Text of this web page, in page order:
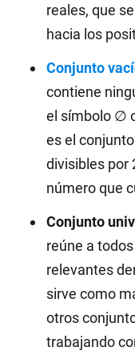
reales, que
hacia los
Conjunto
contiene
el símbolo ∅
es el
divisibles por
número que
Conjunto
reúne a
relevantes
sirve como
otros
trabajando